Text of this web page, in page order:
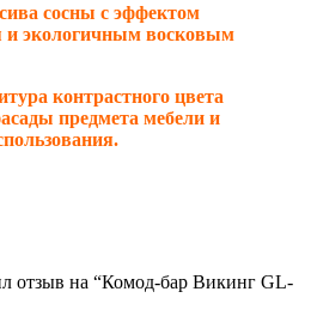
сосны с эффектом
и экологичным восковым
контрастного цвета
предмета мебели и
отзыв на “Комод-бар Викинг GL-